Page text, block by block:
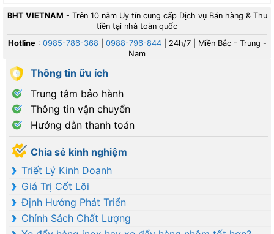
BHT VIETNAM - Trên 10 năm Uy tín cung cấp Dịch vụ Bán hàng & Thu
tiền tại nhà toàn quốc
Hotline: 0985-786-368 0988-796-844| 24h/7 | Miền Bắc - Trung -
Nam
Thông tin ữu ích
Trung tâm bảo hành
Thông tin vận chuyển
Hướng dẫn thanh toán
Chia sẻ kinh nghiệm
Triết Lý Kinh Doanh
Giá Trị Cốt Lõi
Định Hướng Phát Triển
Chính Sách Chất Lượng